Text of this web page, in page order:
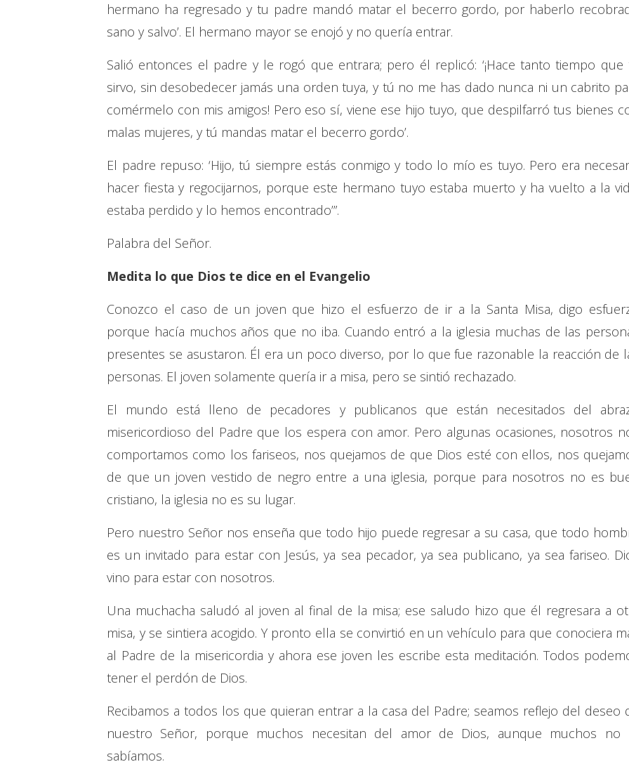
hermano ha regresado y tu padre mandó matar el becerro gordo, por haberlo
sano y salvo’. El hermano mayor se enojó y no quería entrar.
Salió entonces el padre y le rogó que entrara; pero él replicó: ‘¡Hace tanto tiempo que
sirvo, sin desobedecer jamás una orden tuya, y tú no me has dado nunca ni un cabrito
comérmelo con mis amigos! Pero eso sí, viene ese hijo tuyo, que despilfarró tus bienes
malas mujeres, y tú mandas matar el becerro gordo’.
El padre repuso: ‘Hijo, tú siempre estás conmigo y todo lo mío es tuyo. Pero era
hacer fiesta y regocijarnos, porque este hermano tuyo estaba muerto y ha vuelto a la
estaba perdido y lo hemos encontrado’”.
Palabra del Señor.
Medita lo que Dios te dice en el Evangelio
Conozco el caso de un joven que hizo el esfuerzo de ir a la Santa Misa, digo
porque hacía muchos años que no iba. Cuando entró a la iglesia muchas de las
presentes se asustaron. Él era un poco diverso, por lo que fue razonable la reacción de
personas. El joven solamente quería ir a misa, pero se sintió rechazado.
El mundo está lleno de pecadores y publicanos que están necesitados del
misericordioso del Padre que los espera con amor. Pero algunas ocasiones, nosotros
comportamos como los fariseos, nos quejamos de que Dios esté con ellos, nos
de que un joven vestido de negro entre a una iglesia, porque para nosotros no es
cristiano, la iglesia no es su lugar.
Pero nuestro Señor nos enseña que todo hijo puede regresar a su casa, que todo
es un invitado para estar con Jesús, ya sea pecador, ya sea publicano, ya sea fariseo.
vino para estar con nosotros.
Una muchacha saludó al joven al final de la misa; ese saludo hizo que él regresara a
misa, y se sintiera acogido. Y pronto ella se convirtió en un vehículo para que conociera
al Padre de la misericordia y ahora ese joven les escribe esta meditación. Todos
tener el perdón de Dios.
Recibamos a todos los que quieran entrar a la casa del Padre; seamos reflejo del deseo
nuestro Señor, porque muchos necesitan del amor de Dios, aunque muchos no
sabíamos.